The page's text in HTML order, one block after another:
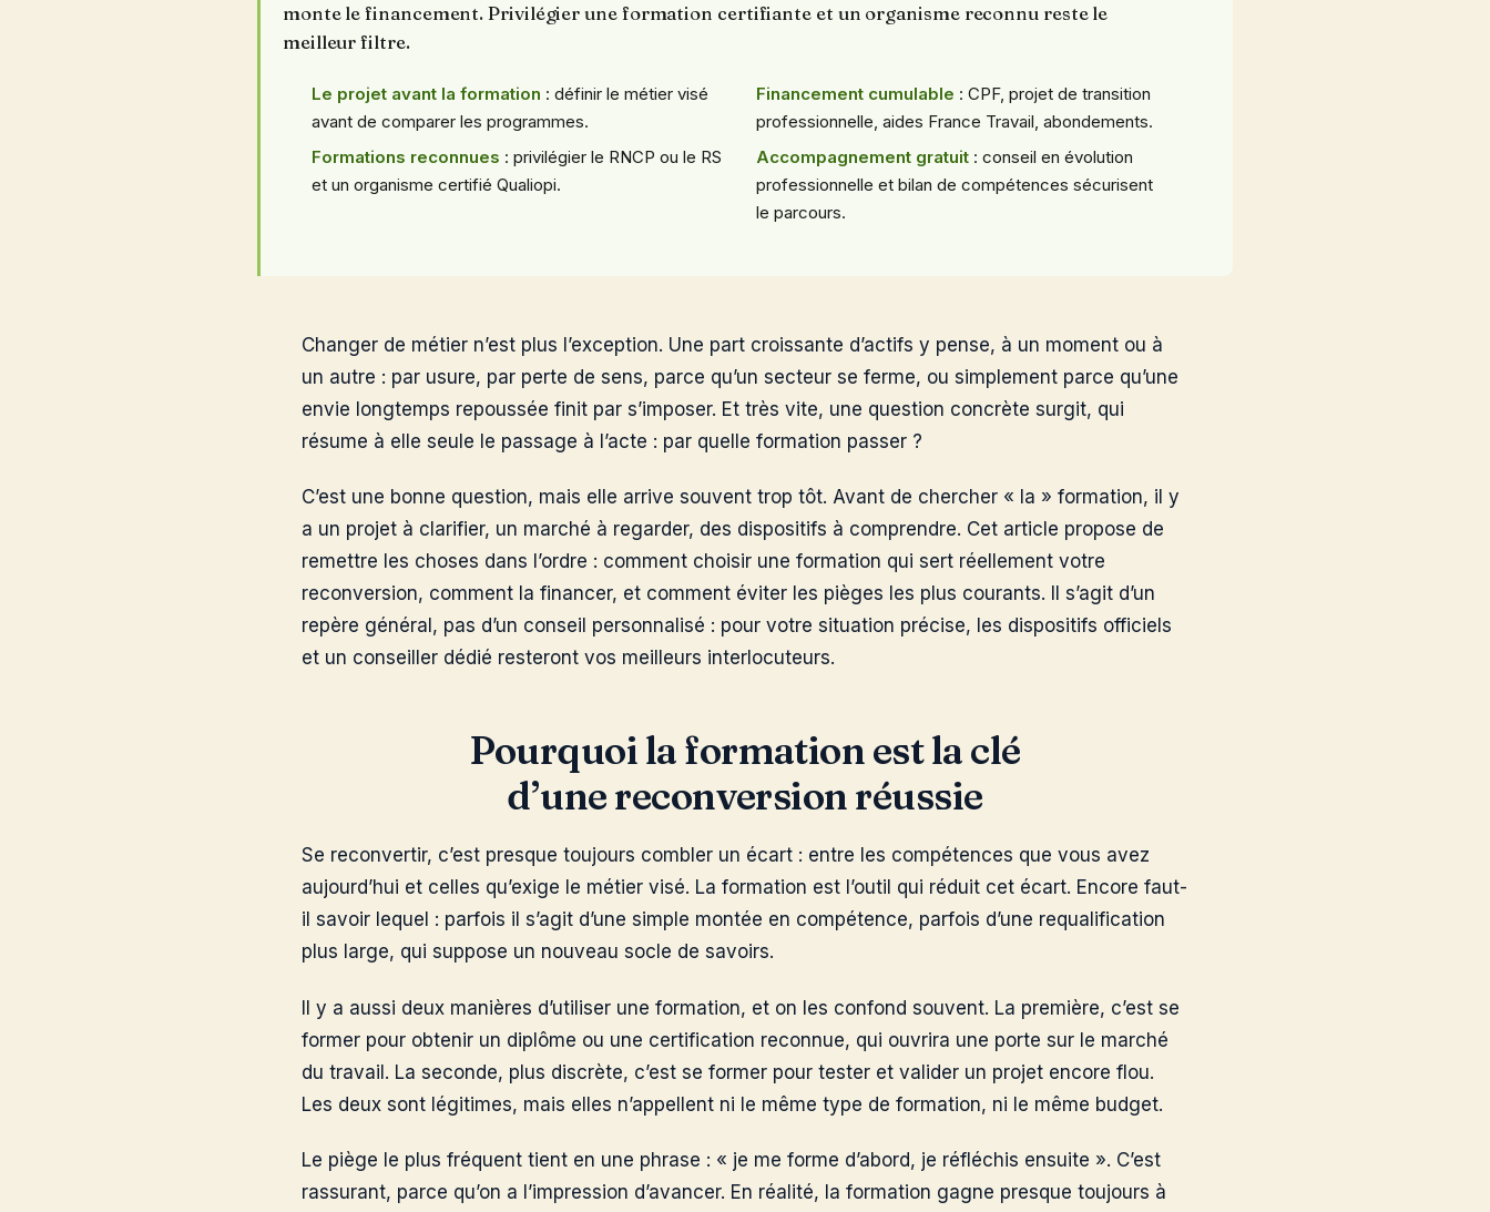
monte le financement. Privilégier une formation certifiante et un organisme reconnu reste le
meilleur filtre.
Le projet avant la formation : définir le métier visé
avant de comparer les programmes.
Formations reconnues : privilégier le RNCP ou le RS
et un organisme certifié Qualiopi.
Financement cumulable : CPF, projet de transition
professionnelle, aides France Travail, abondements.
Accompagnement gratuit: conseil en évolution
professionnelle et bilan de compétences sécurisent
le parcours.
Changer de métier n’est plus l’exception. Une part croissante d’actifs y pense, à un moment ou à
un autre : par usure, par perte de sens, parce qu’un secteur se ferme, ou simplement parce qu’une
envie longtemps repoussée finit par s’imposer. Et très vite, une question concrète surgit, qui
résume à elle seule le passage à l’acte : par quelle formation passer ?
C’est une bonne question, mais elle arrive souvent trop tôt. Avant de chercher « la » formation, il y
a un projet à clarifier, un marché à regarder, des dispositifs à comprendre. Cet article propose de
remettre les choses dans l’ordre : comment choisir une formation qui sert réellement votre
reconversion, comment la financer, et comment éviter les pièges les plus courants. Il s’agit d’un
repère général, pas d’un conseil personnalisé : pour votre situation précise, les dispositifs officiels
et un conseiller dédié resteront vos meilleurs interlocuteurs.
Pourquoi la formation est la clé
d’une reconversion réussie
Se reconvertir, c’est presque toujours combler un écart : entre les compétences que vous avez
aujourd’hui et celles qu’exige le métier visé. La formation est l’outil qui réduit cet écart. Encore faut-
il savoir lequel : parfois il s’agit d’une simple montée en compétence, parfois d’une requalification
plus large, qui suppose un nouveau socle de savoirs.
Il y a aussi deux manières d’utiliser une formation, et on les confond souvent. La première, c’est se
former pour obtenir un diplôme ou une certification reconnue, qui ouvrira une porte sur le marché
du travail. La seconde, plus discrète, c’est se former pour tester et valider un projet encore flou.
Les deux sont légitimes, mais elles n’appellent ni le même type de formation, ni le même budget.
Le piège le plus fréquent tient en une phrase : « je me forme d’abord, je réfléchis ensuite ». C’est
rassurant, parce qu’on a l’impression d’avancer. En réalité, la formation gagne presque toujours à